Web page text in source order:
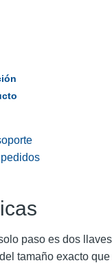
paso es dos
tamaño exacto